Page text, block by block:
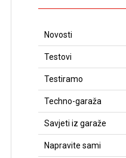
Novosti
Testovi
Testiramo
Techno-garaža
Savjeti iz garaže
Napravite sami